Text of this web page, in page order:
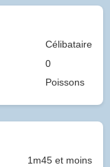
Célibataire
0
Poissons
1m45 et moins